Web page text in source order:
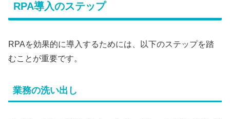
RPA導入のステップ
RPAを効果的に導入するためには、以下のステップを踏
むことが重要です。
業務の洗い出し